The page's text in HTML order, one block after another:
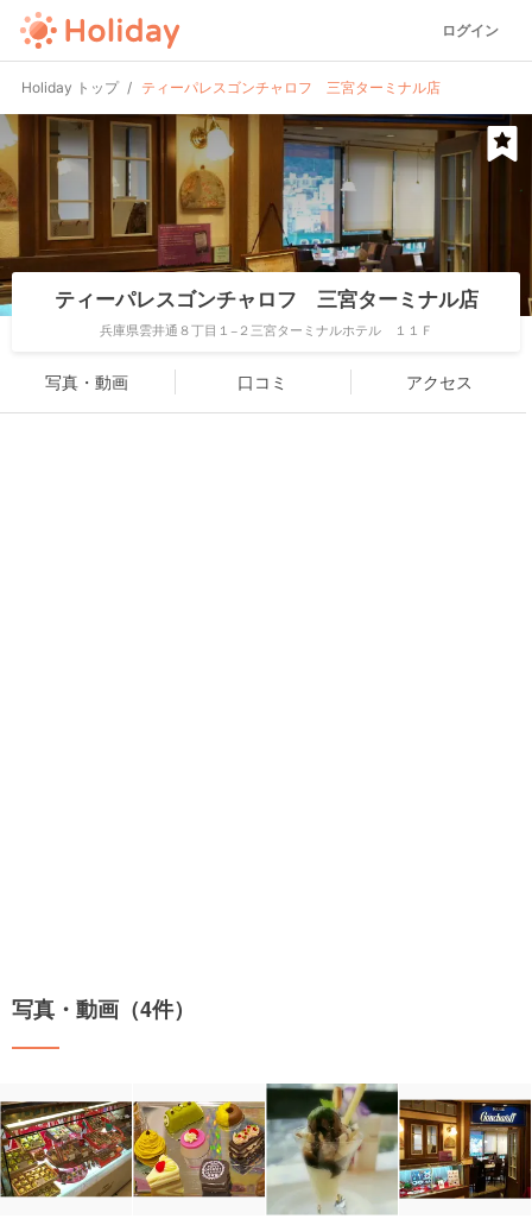
ログイン
Holiday トップ ティーパレスゴンチャロフ 三宮ターミナル店
ティーパレスゴンチャロフ 三宮ターミナル店
兵庫県雲井通８丁目１−２三宮ターミナルホテル １１Ｆ
写真・動画 口コミ アクセス
写真・動画（4件）